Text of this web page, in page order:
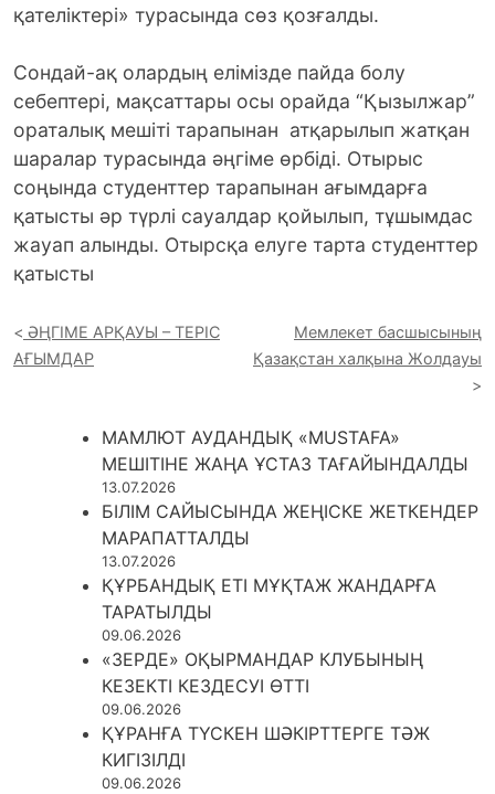
қателіктері» турасында сөз қозғалды.
Сондай-ақ олардың елімізде пайда болу
себептері, мақсаттары осы орайда “Қызылжар”
ораталық мешіті тарапынан атқарылып жатқан
шаралар турасында әңгіме өрбіді. Отырыс
соңында студенттер тарапынан ағымдарға
қатысты әр түрлі сауалдар қойылып, тұшымдас
жауап алынды. Отырсқа елуге тарта студенттер
қатысты
ӘҢГІМЕ АРҚАУЫ – ТЕРІС
АҒЫМДАР
Мемлекет басшысының
Қазақстан халқына Жолдауы
МАМЛЮТ АУДАНДЫҚ «MUSTAFA»
МЕШІТІНЕ ЖАҢА ҰСТАЗ ТАҒАЙЫНДАЛДЫ
13.07.2026
БІЛІМ САЙЫСЫНДА ЖЕҢІСКЕ ЖЕТКЕНДЕР
МАРАПАТТАЛДЫ
13.07.2026
ҚҰРБАНДЫҚ ЕТІ МҰҚТАЖ ЖАНДАРҒА
ТАРАТЫЛДЫ
09.06.2026
«ЗЕРДЕ» ОҚЫРМАНДАР КЛУБЫНЫҢ
КЕЗЕКТІ КЕЗДЕСУІ ӨТТІ
09.06.2026
ҚҰРАНҒА ТҮСКЕН ШӘКІРТТЕРГЕ ТӘЖ
КИГІЗІЛДІ
09.06.2026